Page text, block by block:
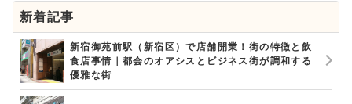
新着記事
新宿御苑前駅（新宿区）で店舗開業！街の特徴と飲
食店事情｜都会のオアシスとビジネス街が調和する
優雅な街